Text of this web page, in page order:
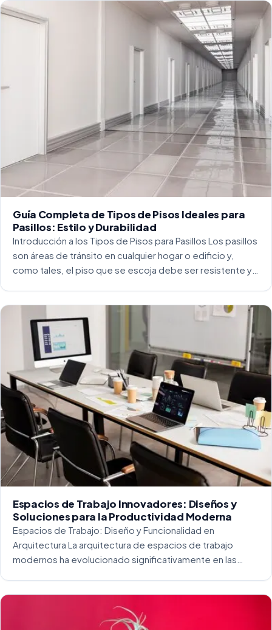
Guía Completa de Tipos de Pisos Ideales para
Pasillos: Estilo y Durabilidad
Introducción a los Tipos de Pisos para Pasillos Los pasillos
son áreas de tránsito en cualquier hogar o edificio y,
como tales, el piso que se escoja debe ser resistente y
Espacios de Trabajo Innovadores: Diseños y
Soluciones para la Productividad Moderna
Espacios de Trabajo: Diseño y Funcionalidad en
Arquitectura La arquitectura de espacios de trabajo
modernos ha evolucionado significativamente en las